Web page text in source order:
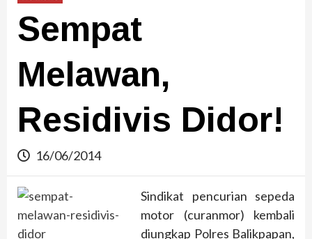
Sempat
Melawan,
Residivis Didor!
16/06/2014
Sindikat pencurian sepeda
motor (curanmor) kembali
diungkap Polres Balikpapan,